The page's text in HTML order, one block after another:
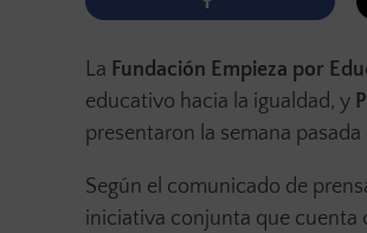
La Fundación Empieza por
educativo hacia la igualdad, y
presentaron la semana pasada
Según el comunicado de
iniciativa conjunta que cuenta